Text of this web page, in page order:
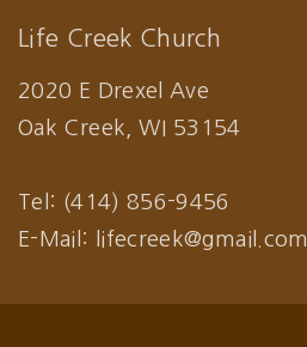
Life Creek Church
2020 E Drexel Ave
Oak Creek, WI 53154
Tel: (414) 856-9456
E-Mail: lifecreek@gmail.com